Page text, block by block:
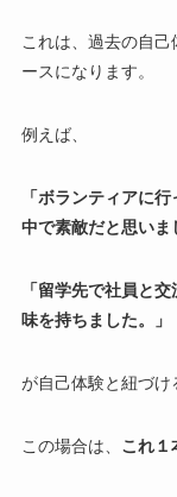
これは、 過去の自己
ースになります。
例えば、
「ボランティアに
中で素敵だと思いま
「留学先で社員と
味を持ちました。」
が自己体験と紐づけ
この場合は、 これ１